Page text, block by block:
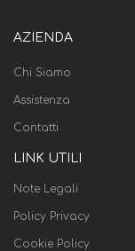
AZIENDA
Chi Siamo
Assistenza
Contatti
LINK UTILI
Note Legali
Policy Privacy
Cookie Policy